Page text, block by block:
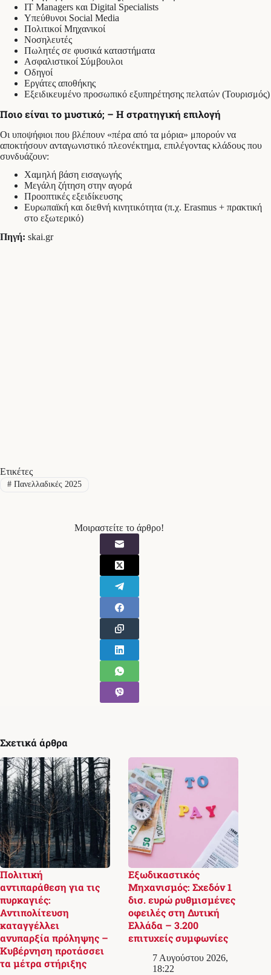
IT Managers και Digital Specialists
Υπεύθυνοι Social Media
Πολιτικοί Μηχανικοί
Νοσηλευτές
Πωλητές σε φυσικά καταστήματα
Ασφαλιστικοί Σύμβουλοι
Οδηγοί
Εργάτες αποθήκης
Εξειδικευμένο προσωπικό εξυπηρέτησης πελατών (Τουρισμός)
Ποιο είναι το μυστικό; – Η στρατηγική επιλογή
Οι υποψήφιοι που βλέπουν «πέρα από τα μόρια» μπορούν να
αποκτήσουν ανταγωνιστικό πλεονέκτημα, επιλέγοντας κλάδους που
συνδυάζουν:
Χαμηλή βάση εισαγωγής
Μεγάλη ζήτηση στην αγορά
Προοπτικές εξειδίκευσης
Ευρωπαϊκή και διεθνή κινητικότητα (π.χ. Erasmus + πρακτική
στο εξωτερικό)
Πηγή: skai.gr
Ετικέτες
#Πανελλαδικές 2025
Μοιραστείτε το άρθρο!
Σχετικά άρθρα
Πολιτική
αντιπαράθεση για τις
πυρκαγιές:
Αντιπολίτευση
καταγγέλλει
ανυπαρξία πρόληψης –
Κυβέρνηση προτάσσει
τα μέτρα στήριξης
Εξωδικαστικός
Μηχανισμός: Σχεδόν 1
δισ. ευρώ ρυθμισμένες
οφειλές στη Δυτική
Ελλάδα – 3.200
επιτυχείς συμφωνίες
7 Αυγούστου 2026,
18:22